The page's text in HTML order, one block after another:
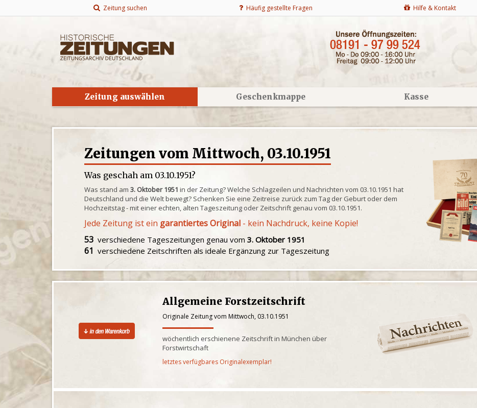
Zeitung suchen Häufig gestellte Fragen Hilfe & Kontakt
Zeitung auswählen Geschenkmappe Kasse
Zeitungen vom Mittwoch, 03.10.1951
Was geschah am 03.10.1951?
Was stand am3. Oktober 1951 in der Zeitung? Welche Schlagzeilen und Nachrichten vom 03.10.1951 hat
Deutschland und die Welt bewegt? Schenken Sie eine Zeitreise zurück zum Tag der Geburt oder dem
Hochzeitstag - mit einer echten, alten Tageszeitung oder Zeitschrift genau vom 03.10.1951.
Jede Zeitung ist ein garantiertes Original - kein Nachdruck, keine Kopie!
53 verschiedene Tageszeitungen genau vom3. Oktober 1951
61 verschiedene Zeitschriften als ideale Ergänzung zur Tageszeitung
Allgemeine Forstzeitschrift
Originale Zeitung vom Mittwoch, 03.10.1951
wöchentlich erschienene Zeitschrift in München über
Forstwirtschaft
letztes verfügbares Originalexemplar!